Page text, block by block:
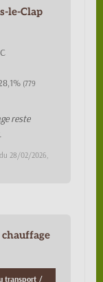
le-Clap
(779
reste
28/02/2026,
transport /